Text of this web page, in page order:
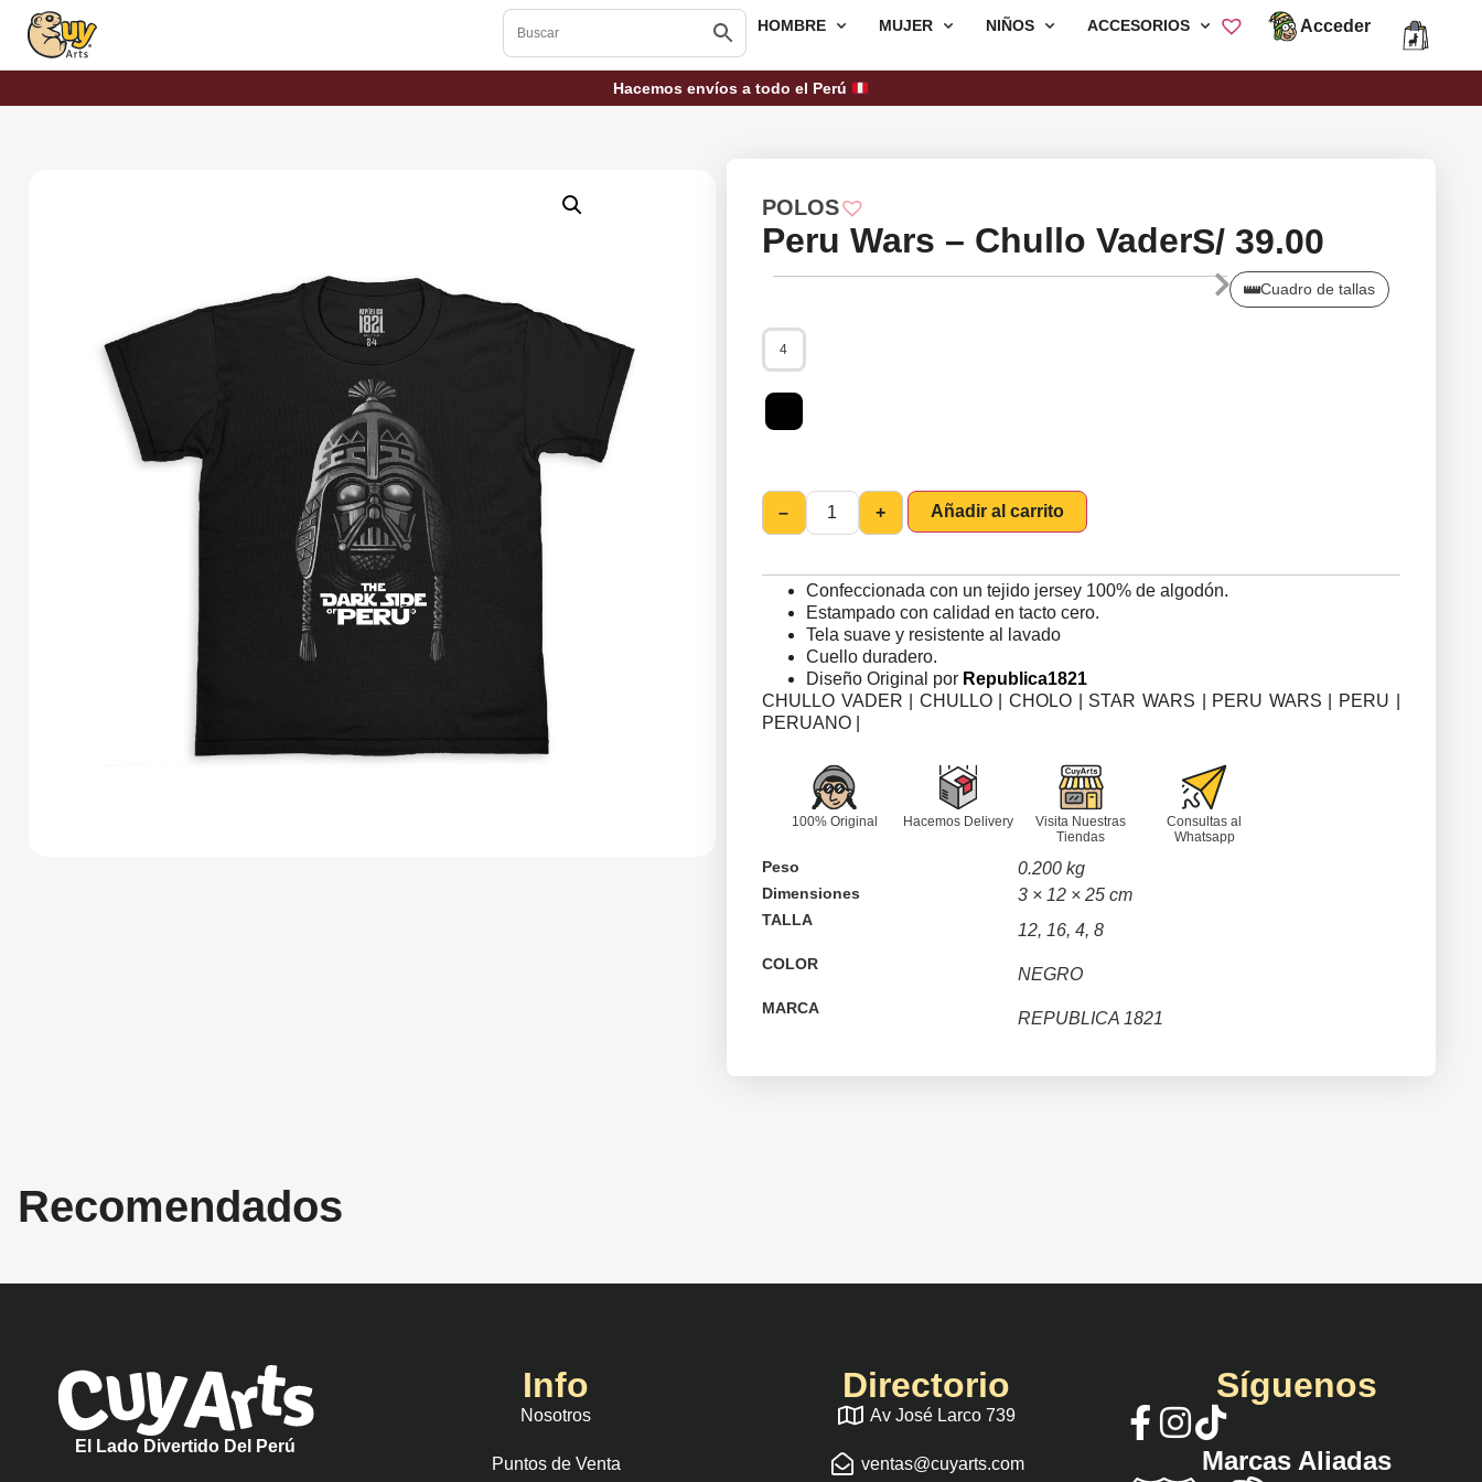
HOMBRE MUJER NIÑOS ACCESORIOS Acceder
Hacemos envíos a todo el Perú
POLOS
Peru Wars – Chullo VaderS/39.00
Cuadro de tallas
4
– + Añadir al carrito
Confeccionada con un tejido jersey 100% de algodón.
Estampado con calidad en tacto cero.
Tela suave y resistente al lavado
Cuello duradero.
Diseño Original por Republica1821
CHULLO VADER | CHULLO | CHOLO | STAR WARS | PERU WARS | PERU |
PERUANO |
100% Original Hacemos Delivery
Visita Nuestras
Tiendas
Consultas al
Whatsapp
Peso 0.200 kg
Dimensiones 3 × 12 × 25 cm
TALLA
12, 16, 4, 8
COLOR
NEGRO
MARCA
REPUBLICA 1821
Recomendados
El Lado Divertido Del Perú
Info
Nosotros
Puntos de Venta
Directorio
Av José Larco 739
ventas@cuyarts.com
Síguenos
Marcas Aliadas